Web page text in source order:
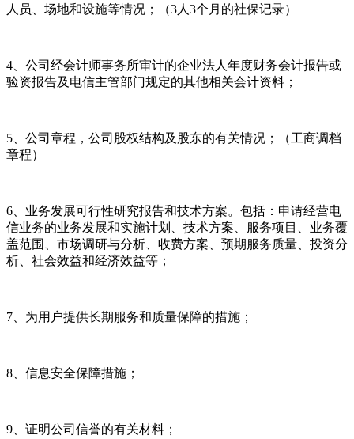
人员、场地和设施等情况；（3人3个月的社保记录）
4、公司经会计师事务所审计的企业法人年度财务会计报告或
验资报告及电信主管部门规定的其他相关会计资料；
5、公司章程，公司股权结构及股东的有关情况；（工商调档
章程）
6、业务发展可行性研究报告和技术方案。包括：申请经营电
信业务的业务发展和实施计划、技术方案、服务项目、业务覆
盖范围、市场调研与分析、收费方案、预期服务质量、投资分
析、社会效益和经济效益等；
7、为用户提供长期服务和质量保障的措施；
8、信息安全保障措施；
9、证明公司信誉的有关材料；